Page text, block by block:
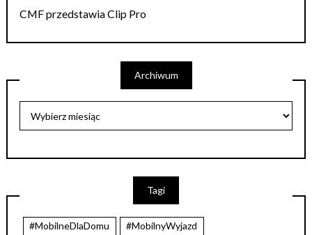
CMF przedstawia Clip Pro
Archiwum
Tagi
#MobilneDlaDomu #MobilnyWyjazd